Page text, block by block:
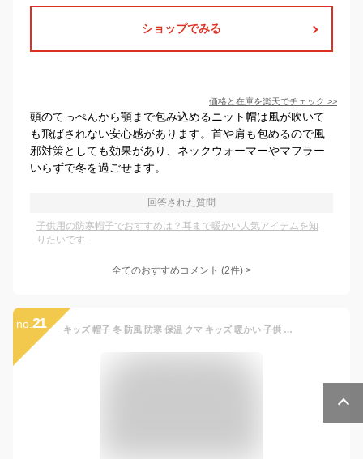
ショップでみる
価格と在庫を楽天でチェック >>
頭のてっぺんから顎まで包み込めるニット帽は風が吹いて
も飛ばされない安心感があります。首や肩も包めるので風
邪対策としても効果があり、ネックウォーマーやマフラー
いらずで冬を過ごせます。
回答された質問
子供用の防寒帽子でおすすめは？耳まで暖かい人気アイテムを知
りたいです
全てのおすすめコメント (2件) >
no. 21 キッズ 帽子 冬 防風 防寒 保温 クマ キッズ 暖かい 子供 女の子 男の子 キャップ フリース ボア キッズ帽子 かわいい クリスマス プレゼント 冬用ハット 暖かい 男女兼用 可愛い 耳保護付き ふわふわ 防寒帽子 冷え対策 誕生日 1歳 2歳